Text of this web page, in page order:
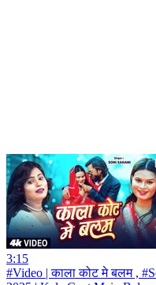
3:15
#Video | काला कोट मे बलम ,